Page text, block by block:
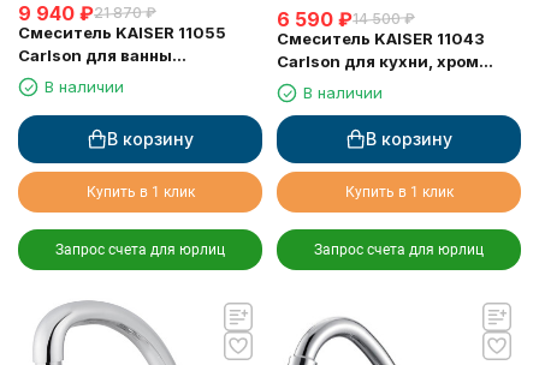
9 940 ₽21 870 ₽
Смеситель KAISER 11055
Carlson для ванны
(аэр..6312, дивер. art 55,
излив 7232, отраж. 0323)
В наличии
В корзину
Купить в 1 клик
Запрос счета для юрлиц
6 590 ₽14 500 ₽
Смеситель KAISER 11043
Сarlson для кухни, хром
(излив 7201)
В наличии
В корзину
Купить в 1 клик
Запрос счета для юрлиц